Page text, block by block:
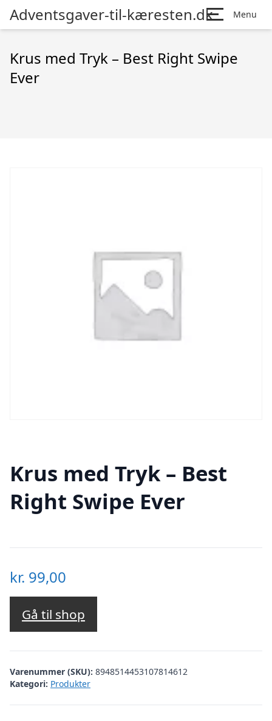
Adventsgaver-til-kæresten.dk Menu
Krus med Tryk – Best Right Swipe
Ever
Krus med Tryk – Best
Right Swipe Ever
kr. 99,00
Gå til shop
Varenummer (SKU): 8948514453107814612
Kategori: Produkter